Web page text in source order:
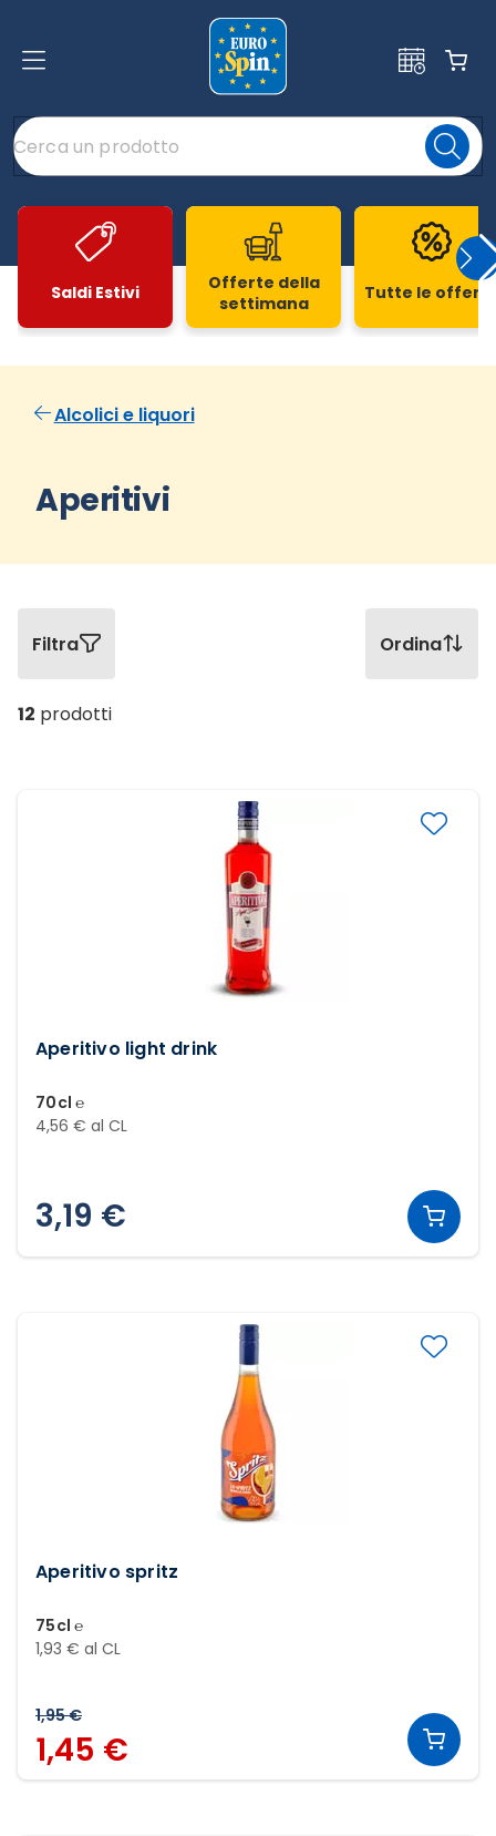
Saldi Estivi
Offerte della
settimana
Tutte le
Alcolici e liquori
Aperitivi
Filtra Ordina
12 prodotti
Aperitivo light drink
70cl ℮
4,56 € al CL
3,19 €
Aperitivo spritz
75cl ℮
1,93 € al CL
1,95 €
1,45 €